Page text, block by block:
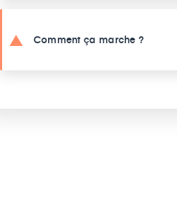
Comment ça marche ?